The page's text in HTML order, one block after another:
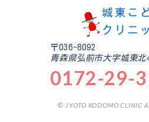
〒036-8092
青森県弘前市大字城東
0172-29-
© JYOTO KODOMO CLINIC